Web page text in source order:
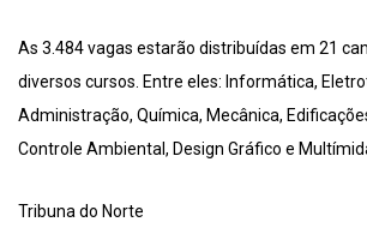
As 3.484 vagas estarão distribuídas em 21
diversos cursos. Entre eles: Informática,
Administração, Química, Mecânica,
Controle Ambiental, Design Gráfico e
Tribuna do Norte